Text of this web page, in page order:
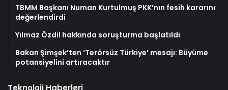
TBMM Başkanı Numan Kurtulmuş PKK’nın fesih kararını
değerlendirdi
Yılmaz Özdil hakkında soruşturma başlatıldı
Bakan Şimşek’ten ‘Terörsüz Türkiye’ mesajı: Büyüme
potansiyelini artıracaktır
Teknoloji Haberleri